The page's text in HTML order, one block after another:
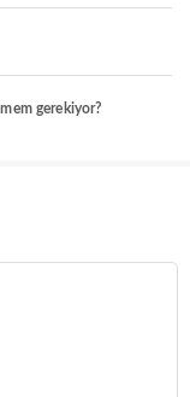
gerekiyor?